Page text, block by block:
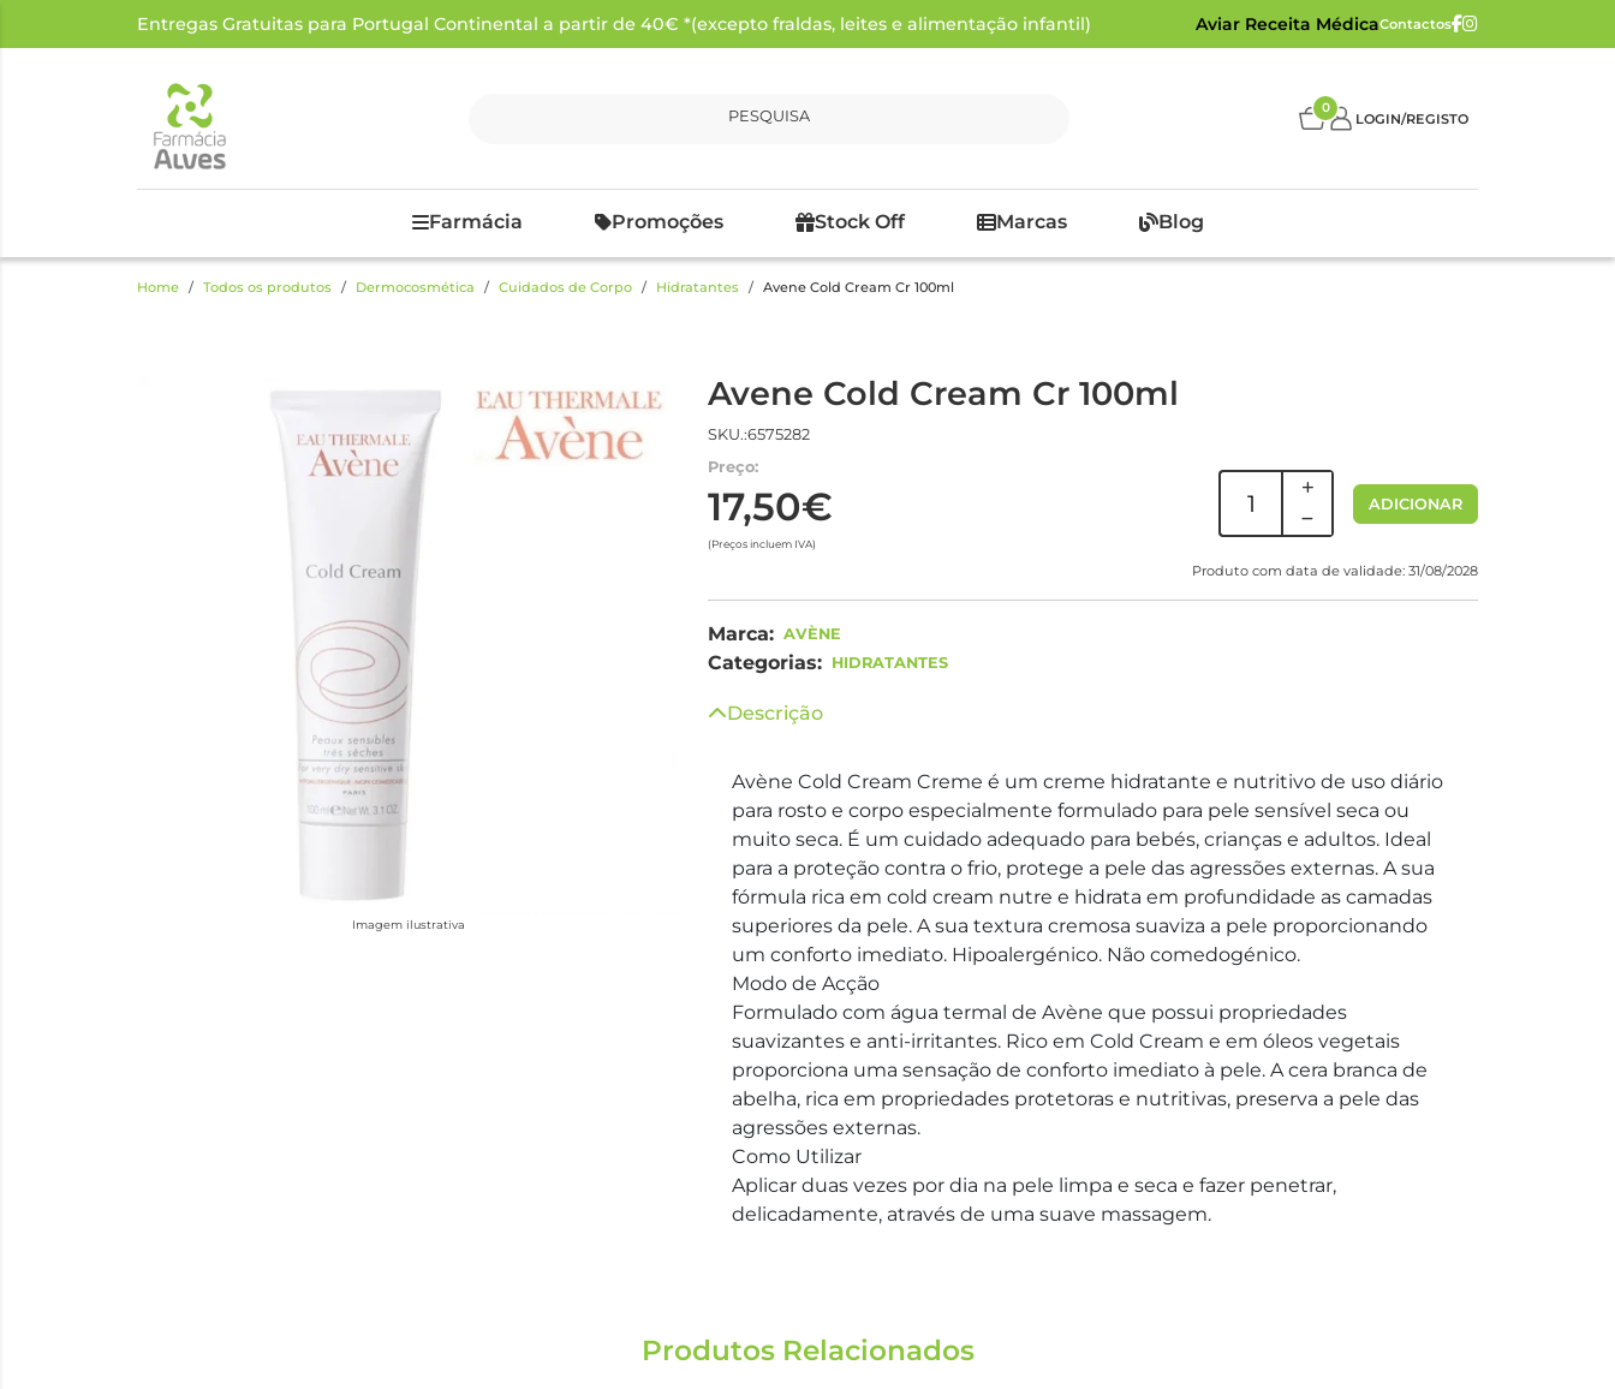
Entregas Gratuitas para Portugal Continental a partir de 40€ *(excepto fraldas, leites e alimentação infantil) Aviar Receita MédicaContactos
PESQUISA 0
LOGIN/REGISTO
Farmácia Promoções Stock Off Marcas Blog
Home Todos os produtos Dermocosmética Cuidados de Corpo Hidratantes Avene Cold Cream Cr 100ml
Imagem ilustrativa
Avene Cold Cream Cr 100ml
SKU.:6575282
Preço:
17,50€
(Preços incluem IVA)
ADICIONAR
Produto com data de validade: 31/08/2028
Marca: AVÈNE
Categorias: HIDRATANTES
Descrição
Avène Cold Cream Creme é um creme hidratante e nutritivo de uso diário
para rosto e corpo especialmente formulado para pele sensível seca ou
muito seca. É um cuidado adequado para bebés, crianças e adultos. Ideal
para a proteção contra o frio, protege a pele das agressões externas. A sua
fórmula rica em cold cream nutre e hidrata em profundidade as camadas
superiores da pele. A sua textura cremosa suaviza a pele proporcionando
um conforto imediato. Hipoalergénico. Não comedogénico.
Modo de Acção
Formulado com água termal de Avène que possui propriedades
suavizantes e anti-irritantes. Rico em Cold Cream e em óleos vegetais
proporciona uma sensação de conforto imediato à pele. A cera branca de
abelha, rica em propriedades protetoras e nutritivas, preserva a pele das
agressões externas.
Como Utilizar
Aplicar duas vezes por dia na pele limpa e seca e fazer penetrar,
delicadamente, através de uma suave massagem.
Produtos Relacionados